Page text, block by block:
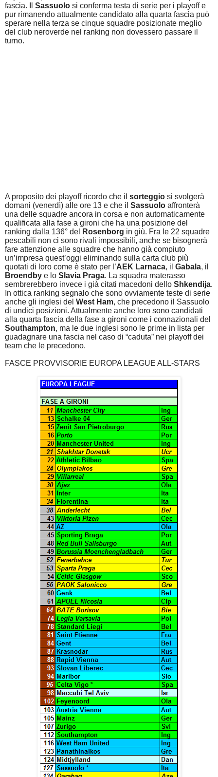
fascia. Il Sassuolo si conferma testa di serie per i playoff e
pur rimanendo attualmente candidato alla quarta fascia può
sperare nella terza se cinque squadre posizionate meglio
del club neroverde nel ranking non dovessero passare il
turno.
A proposito dei playoff ricordo che il sorteggio si svolgerà
domani (venerdì) alle ore 13 e che il Sassuolo affronterà
una delle squadre ancora in corsa e non automaticamente
qualificata alla fase a gironi che ha una posizione del
ranking dalla 136° del
Rosenborg in giù. Fra le 22 squadre
pescabili non ci sono rivali impossibili, anche se bisognerà
fare attenzione alle squadre che hanno già compiuto
un’impresa quest’oggi eliminando sulla carta club più
quotati di loro come è stato per l’AEK Larnaca, il Gabala, il
Broendby e lo Slavia Praga. La squadra materasso
sembrerebbero invece i già citati macedoni dello Shkendija.
In ottica ranking segnalo che sono ovviamente teste di serie
anche gli inglesi del West Ham, che precedono il Sassuolo
di undici posizioni. Attualmente anche loro sono candidati
alla quarta fascia della fase a gironi come i connazionali del
Southampton, ma le due inglesi sono le prime in lista per
guadagnare una fascia nel caso di “caduta” nei playoff dei
team che le precedono.
FASCE PROVVISORIE EUROPA LEAGUE ALL-STARS